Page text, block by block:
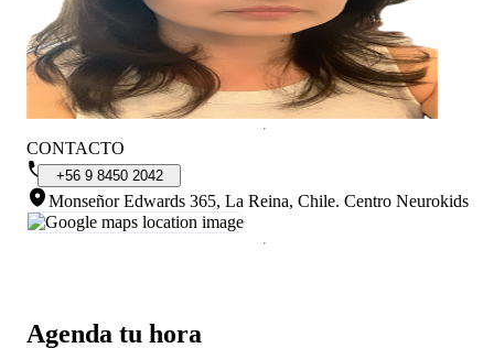
Agenda tu hora
CONTACTO
+56 9 8450 2042
Monseñor Edwards 365, La Reina, Chile. Centro Neurokids